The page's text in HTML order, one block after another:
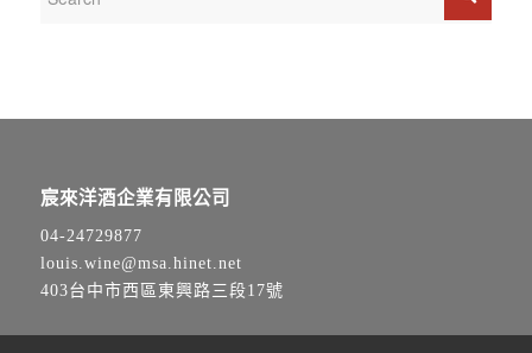
宸來洋酒企業有限公司
04-24729877
louis.wine@msa.hinet.net
403台中市西區東興路三段17號